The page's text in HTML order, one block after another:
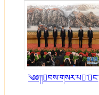
༄༅།།བས་གསར་པ་ང་